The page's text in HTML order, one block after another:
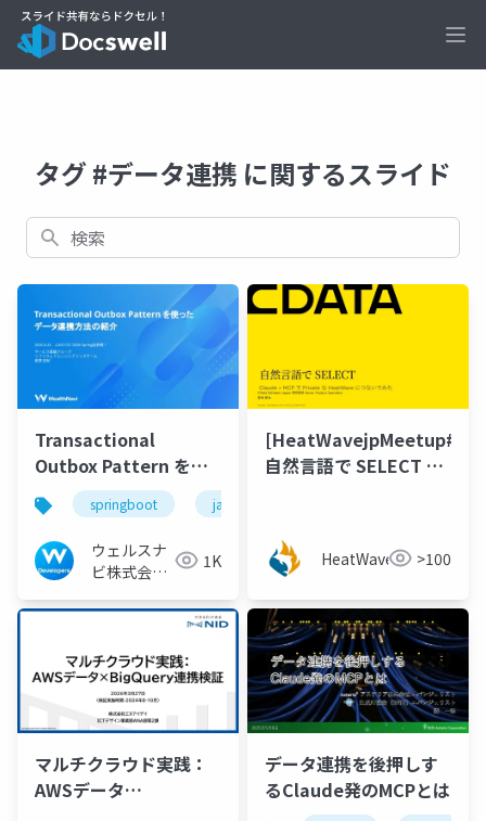
タグ #データ連携 に関するスライド
検索
Transactional
Outbox Pattern を使
ったデータ連携方法の
紹介
springboot java
ウェルスナ
ビ株式会社
ーム
1K
[HeatWavejpMeetup#18]
自然言語で SELECT ―
につながらないでみた
[宮本 航太氏 (CData
Software Japan 合同
会社)]
HeatWavejp >100
マルチクラウド実践：
AWSデータ
データ連携を後押しす
るClaude発のMCPとは